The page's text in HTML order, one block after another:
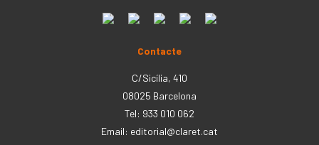
Contacte
C/Sicília, 410
08025 Barcelona
Tel: 933 010 062
Email: editorial@claret.cat